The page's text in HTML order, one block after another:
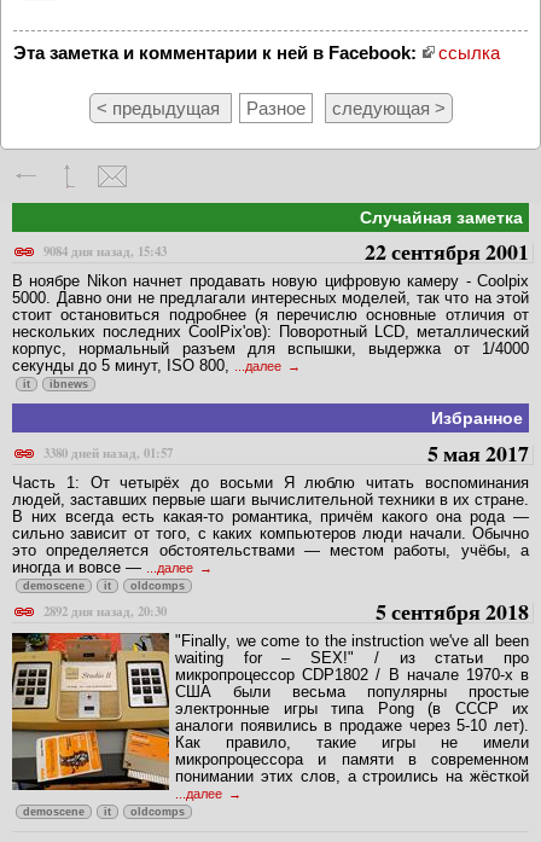
Эта заметка и комментарии к ней в Facebook: ссылка
< предыдущая Разное следующая >
Случайная заметка
9084 дня назад, 15:43
22 сентября 2001
В ноябре Nikon начнет продавать новую цифровую камеру - Coolpix
5000. Давно они не предлагали интересных моделей, так что на этой
стоит остановиться подробнее (я перечислю основные отличия от
нескольких последних CoolPix'ов): Поворотный LCD, металлический
корпус, нормальный разъем для вспышки, выдержка от 1/4000
секунды до 5 минут, ISO 800,
...далее
it ibnews
Избранное
3380 дней назад, 01:57
5 мая 2017
Часть 1: От четырёх до восьми Я люблю читать воспоминания
людей, заставших первые шаги вычислительной техники в их стране.
В них всегда есть какая-то романтика, причём какого она рода —
сильно зависит от того, с каких компьютеров люди начали. Обычно
это определяется обстоятельствами — местом работы, учёбы, а
иногда и вовсе —
...далее
demoscene it oldcomps
2892 дня назад, 20:30 5 сентября 2018
"Finally, we come to the instruction we've all been
waiting for – SEX!" / из статьи про
микропроцессор CDP1802 / В начале 1970-х в
США были весьма популярны простые
электронные игры типа Pong (в СССР их
аналоги появились в продаже через 5-10 лет).
Как правило, такие игры не имели
микропроцессора и памяти в современном
понимании этих слов, а строились на жёсткой
...далее
demoscene it oldcomps